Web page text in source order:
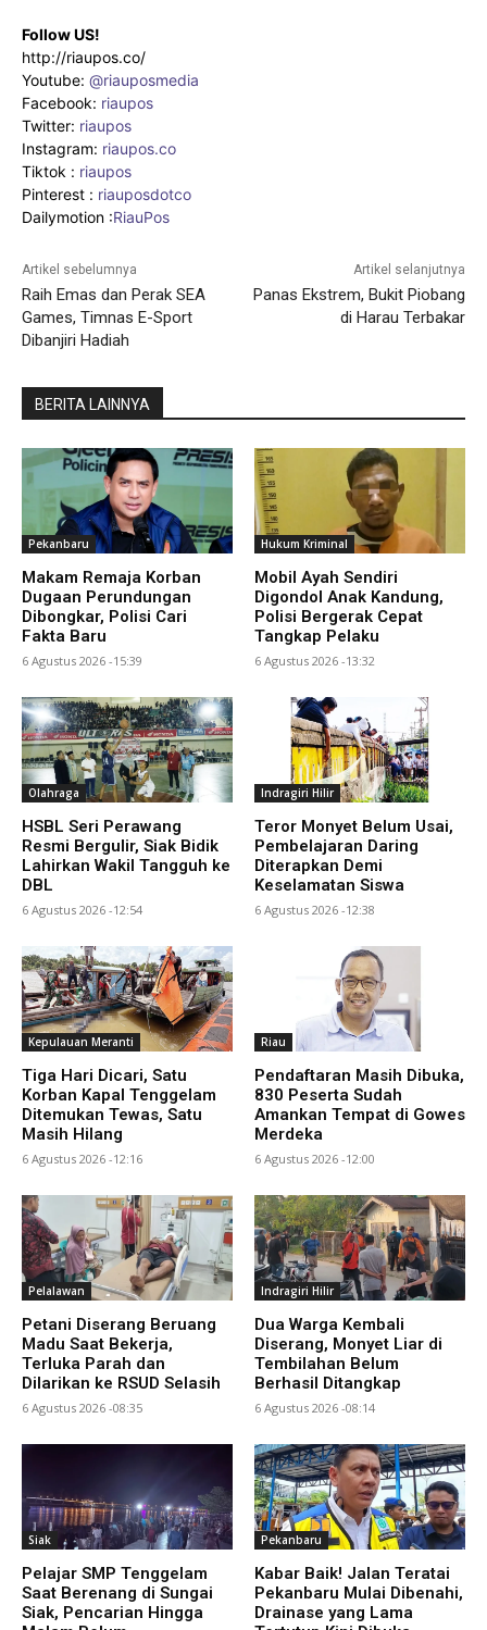
Follow US!
http://riaupos.co/
Youtube: @riauposmedia
Facebook: riaupos
Twitter: riaupos
Instagram: riaupos.co
Tiktok : riaupos
Pinterest : riauposdotco
Dailymotion :RiauPos
Artikel sebelumnya
Raih Emas dan Perak SEA
Games, Timnas E-Sport
Dibanjiri Hadiah
Artikel selanjutnya
Panas Ekstrem, Bukit Piobang
di Harau Terbakar
BERITA LAINNYA
Pekanbaru
Makam Remaja Korban
Dugaan Perundungan
Dibongkar, Polisi Cari
Fakta Baru
6 Agustus 2026 -15:39
Hukum Kriminal
Mobil Ayah Sendiri
Digondol Anak Kandung,
Polisi Bergerak Cepat
Tangkap Pelaku
6 Agustus 2026 -13:32
Olahraga
HSBL Seri Perawang
Resmi Bergulir, Siak Bidik
Lahirkan Wakil Tangguh ke
DBL
6 Agustus 2026 -12:54
Indragiri Hilir
Teror Monyet Belum Usai,
Pembelajaran Daring
Diterapkan Demi
Keselamatan Siswa
6 Agustus 2026 -12:38
Kepulauan Meranti
Tiga Hari Dicari, Satu
Korban Kapal Tenggelam
Ditemukan Tewas, Satu
Masih Hilang
6 Agustus 2026 -12:16
Riau
Pendaftaran Masih Dibuka,
830 Peserta Sudah
Amankan Tempat di Gowes
Merdeka
6 Agustus 2026 -12:00
Pelalawan
Petani Diserang Beruang
Madu Saat Bekerja,
Terluka Parah dan
Dilarikan ke RSUD Selasih
6 Agustus 2026 -08:35
Indragiri Hilir
Dua Warga Kembali
Diserang, Monyet Liar di
Tembilahan Belum
Berhasil Ditangkap
6 Agustus 2026 -08:14
Siak
Pelajar SMP Tenggelam
Saat Berenang di Sungai
Siak, Pencarian Hingga
Pekanbaru
Kabar Baik! Jalan Teratai
Pekanbaru Mulai Dibenahi,
Drainase yang Lama